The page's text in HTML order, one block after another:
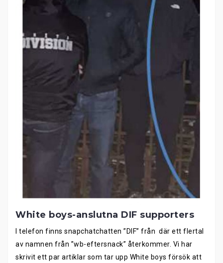
White boys-anslutna DIF supporters
I telefon finns snapchatchatten ”DIF” från där ett flertal
av namnen från ”wb-eftersnack” återkommer. Vi har
skrivit ett par artiklar som tar upp White boys försök att